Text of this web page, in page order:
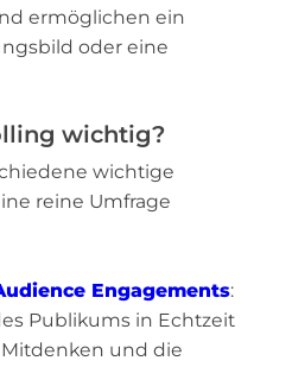
ermöglichen ein
oder eine
wichtig?
wichtige
reine Umfrage
Engagements:
Publikums in Echtzeit
und die